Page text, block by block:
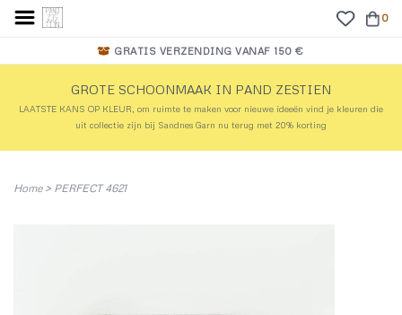
0
GRATIS VERZENDING VANAF 150 €
GROTE SCHOONMAAK IN PAND ZESTIEN
LAATSTE KANS OP KLEUR, om ruimte te maken voor nieuwe ideeën vind je kleuren die
uit collectie zijn bij Sandnes Garn nu terug met 20% korting
Home> PERFECT 4621